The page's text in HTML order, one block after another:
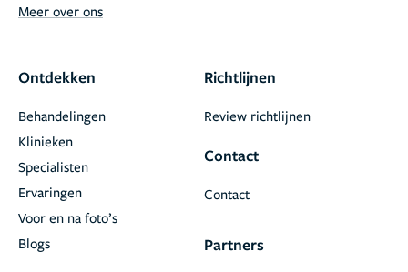
Meer over ons
Ontdekken
Behandelingen
Klinieken
Specialisten
Ervaringen
Voor en na foto’s
Blogs
Richtlijnen
Review richtlijnen
Contact
Contact
Partners